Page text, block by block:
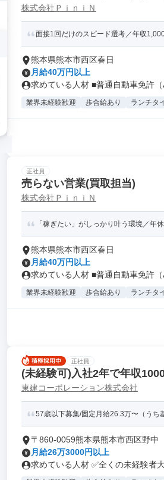
株式会社ＰｉｎｉＮ
面接1回だけのスピード選考／年収
熊本県熊本市西区春日
月給40万円以上
求めている人材 ■普通自動車免許
業界未経験歓迎 歩合給あり ランチタ
正社員
売らない営業(買取担当)
株式会社ＰｉｎｉＮ
「稼ぎたい」がしっかり叶う環境／年
熊本県熊本市西区春日
月給40万円以上
求めている人材 ■普通自動車免許
業界未経験歓迎 歩合給あり ランチタ
正社員
(未経験可)入社2年で年収
東建コーポレーション株式会社
57歳以下募集/固定月給26.3万〜（うち
〒860-0059熊本県熊本市西区野中
月給26万3000円以上
求めている人材 ✅全くの未経験者